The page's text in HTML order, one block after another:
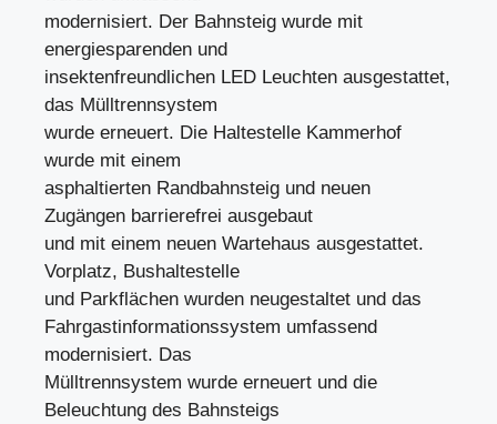
modernisiert. Der Bahnsteig wurde mit
energiesparenden und
insektenfreundlichen LED Leuchten ausgestattet,
das Mülltrennsystem
wurde erneuert. Die Haltestelle Kammerhof
wurde mit einem
asphaltierten Randbahnsteig und neuen
Zugängen barrierefrei ausgebaut
und mit einem neuen Wartehaus ausgestattet.
Vorplatz, Bushaltestelle
und Parkflächen wurden neugestaltet und das
Fahrgastinformationssystem umfassend
modernisiert. Das
Mülltrennsystem wurde erneuert und die
Beleuchtung des Bahnsteigs